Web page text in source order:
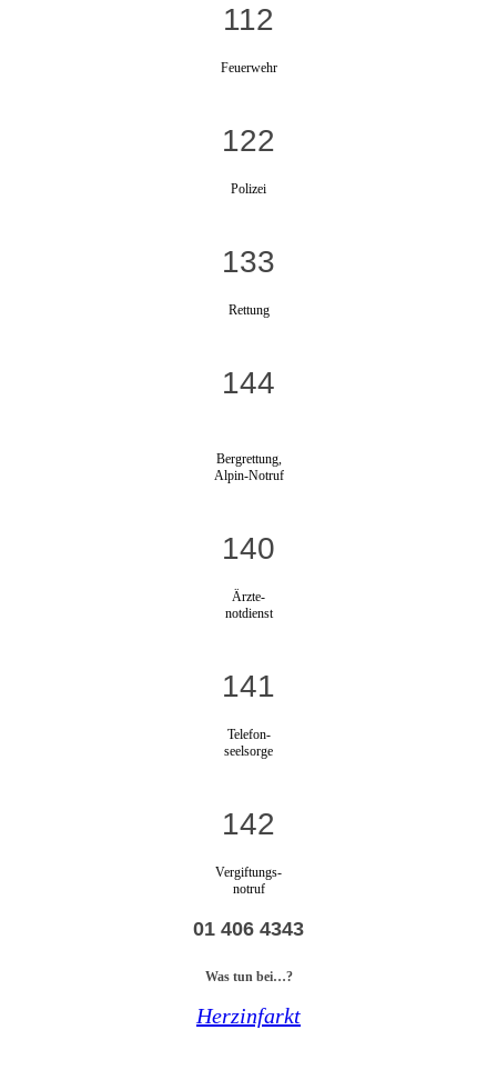
112
Feuerwehr
122
Polizei
133
Rettung
144
Bergrettung,
Alpin-Notruf
140
Ärzte-
notdienst
141
Telefon-
seelsorge
142
Vergiftungs-
notruf
01 406 4343
Was tun bei…?
Herzinfarkt